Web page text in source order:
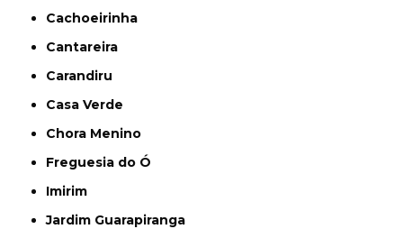
Cachoeirinha
Cantareira
Carandiru
Casa Verde
Chora Menino
Freguesia do Ó
Imirim
Jardim Guarapiranga